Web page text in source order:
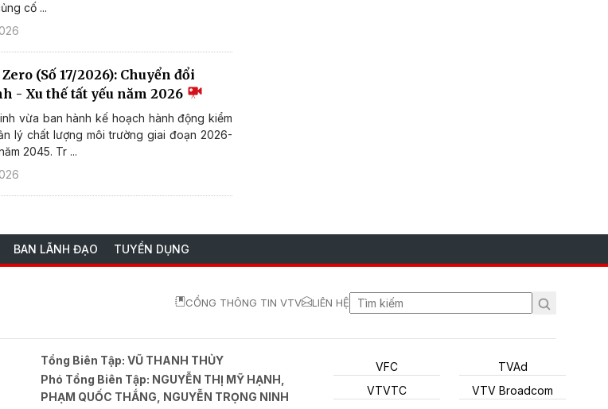
cố ...
(Số 17/2026): Chuyển đổi
- Xu thế tất yếu năm 2026
vừa ban hành kế hoạch hành động kiểm
lý chất lượng môi trường giai đoạn 2026-
2045. Tr ...
BAN LÃNH ĐẠO TUYỂN DỤNG
CỔNG THÔNG TIN VTV LIÊN HỆ
Tổng Biên Tập:VŨ THANH THỦY
Phó Tổng Biên Tập: NGUYỄN THỊ MỸ HẠNH,
PHẠM QUỐC THẮNG, NGUYỄN TRỌNG NINH
VFC
VTVTC
TVAd
VTV Broadcom